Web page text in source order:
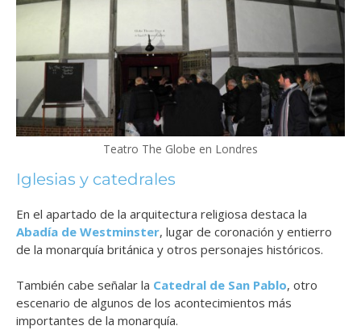
Teatro The Globe en Londres
Iglesias y catedrales
En el apartado de la arquitectura religiosa destaca la
Abadía de Westminster, lugar de coronación y entierro
de la monarquía británica y otros personajes históricos.
También cabe señalar la Catedral de San Pablo, otro
escenario de algunos de los acontecimientos más
importantes de la monarquía.